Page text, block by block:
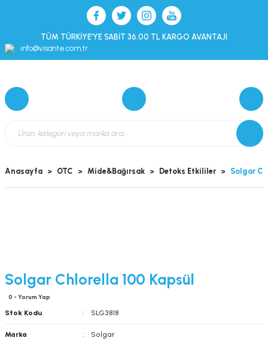
TÜM TÜRKİYE’YE SABİT 36.00 TL KARGO AVANTAJI
info@visante.com.tr
Anasayfa OTC Mide&Bağırsak Detoks Etkililer Solgar
Solgar Chlorella 100 Kapsül
0 - Yorum Yap
Stok Kodu SLG3818
Marka Solgar